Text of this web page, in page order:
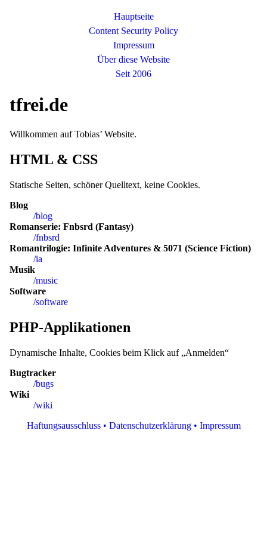
Hauptseite
Content Security Policy
Impressum
Über diese Website
Seit 2006
tfrei.de
Willkommen auf Tobias’ Website.
HTML & CSS
Statische Seiten, schöner Quelltext, keine Cookies.
Blog
/blog
Romanserie: Fnbsrd (Fantasy)
/fnbsrd
Romantrilogie: Infinite Adventures & 5071 (Science Fiction)
/ia
Musik
/music
Software
/software
PHP-Applikationen
Dynamische Inhalte, Cookies beim Klick auf „Anmelden“
Bugtracker
/bugs
Wiki
/wiki
Haftungsausschluss • Datenschutzerklärung • Impressum